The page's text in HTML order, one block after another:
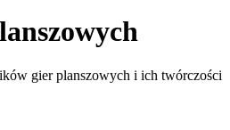
gier planszowych i ich twórczości